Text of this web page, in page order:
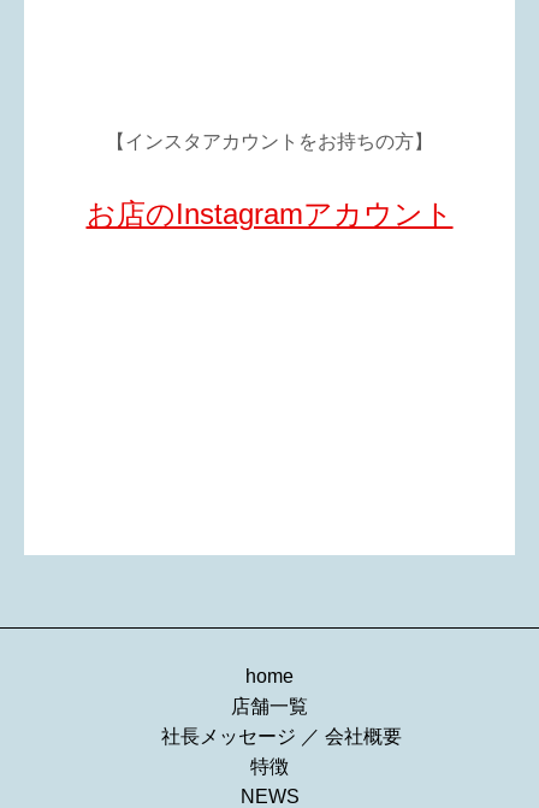
【インスタアカウントをお持ちの方】
お店のInstagramアカウント
home
店舗一覧
社長メッセージ ／ 会社概要
特徴
NEWS